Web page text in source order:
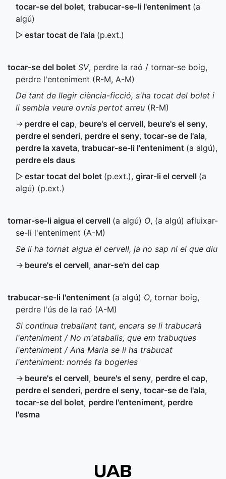
tocar-se del bolet, trabucar-se-li l'enteniment (a
algú)
▷ estar tocat de l'ala (p.ext.)
tocar-se del bolet SV, perdre la raó / tornar-se boig,
perdre l'enteniment (R-M, A-M)
De tant de llegir ciència-ficció, s'ha tocat del bolet i
li sembla veure ovnis pertot arreu (R-M)
→ perdre el cap, beure's el cervell, beure's el seny,
perdre el senderi, perdre el seny, tocar-se de l'ala,
perdre la xaveta, trabucar-se-li l'enteniment (a algú),
perdre els daus
▷ estar tocat del bolet (p.ext.), girar-li el cervell (a
algú) (p.ext.)
tornar-se-li aigua el cervell (a algú) O, (a algú) afluixar-
se-li l'enteniment (A-M)
Se li ha tornat aigua el cervell, ja no sap ni el que diu
→ beure's el cervell, anar-se'n del cap
trabucar-se-li l'enteniment (a algú) O, tornar boig,
perdre l'ús de la raó (A-M)
Si continua treballant tant, encara se li trabucarà
l'enteniment / No m'atabalis, que em trabuques
l'enteniment / Ana Maria se li ha trabucat
l'enteniment: només fa bogeries
→ beure's el cervell, beure's el seny, perdre el cap,
perdre el senderi, perdre el seny, tocar-se de l'ala,
tocar-se del bolet, perdre l'enteniment, perdre
l'esma